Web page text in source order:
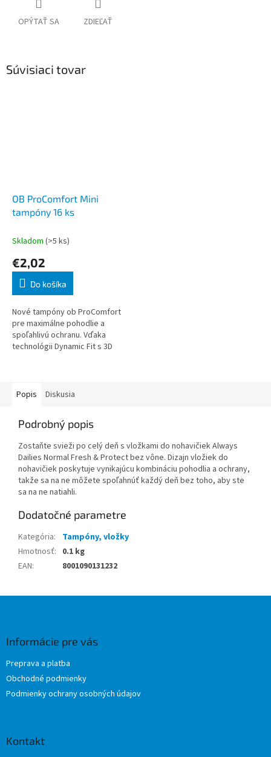
OPÝTAŤ SA ZDIEĽAŤ
Súvisiaci tovar
OB ProComfort Mini
tampóny 16 ks
Skladom (>5 ks)
€2,02
Do košíka
Nové tampóny ob ProComfort
pre maximálne pohodlie a
spoľahlivú ochranu. Vďaka
technológii Dynamic Fit s 3D
Popis Diskusia
Podrobný popis
Zostaňte svieži po celý deň s vložkami do nohavičiek Always
Dailies Normal Fresh & Protect bez vône. Dizajn vložiek do
nohavičiek poskytuje vynikajúcu kombináciu pohodlia a ochrany,
takže sa na ne môžete spoľahnúť každý deň bez toho, aby ste
sa na ne natiahli.
Dodatočné parametre
Kategória:
Tampóny, vložky
Hmotnosť: 0.1 kg
EAN: 8001090131232
Informácie pre vás
Preprava a platba
Obchodné podmienky
Podmienky ochrany osobných údajov
Kontakt